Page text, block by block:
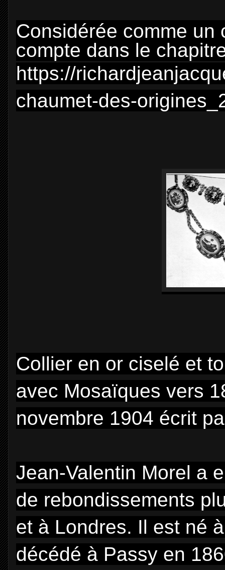
Considérée comme
compte dans le
https://
chaumet-des-
Collier en or ciselé et
avec Mosaïques vers
novembre 1904 écrit
Jean-Valentin Morel a
de rebondissements
et à Londres. Il est né
décédé à Passy en